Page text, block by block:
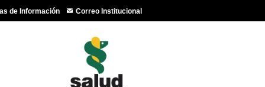
de Información Correo Institucional